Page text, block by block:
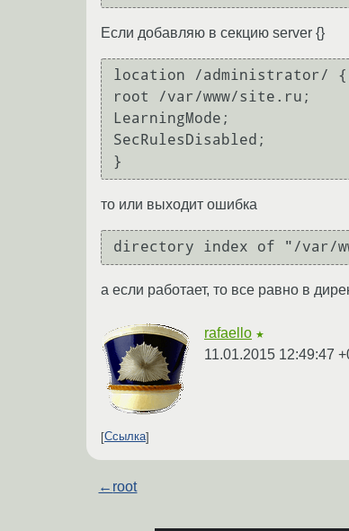
Если добавляю в секцию server {}
location /administrator/ {
root /var/www/site.ru;
LearningMode;
SecRulesDisabled;
}
то или выходит ошибка
directory index of "/var/
а если работает, то все равно в
rafaello ★
11.01.2015 12:49:47
Ссылка
← root